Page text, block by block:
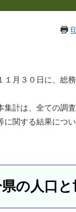
月３０日に、総
計は、全ての調
に関する結果につ
の人口